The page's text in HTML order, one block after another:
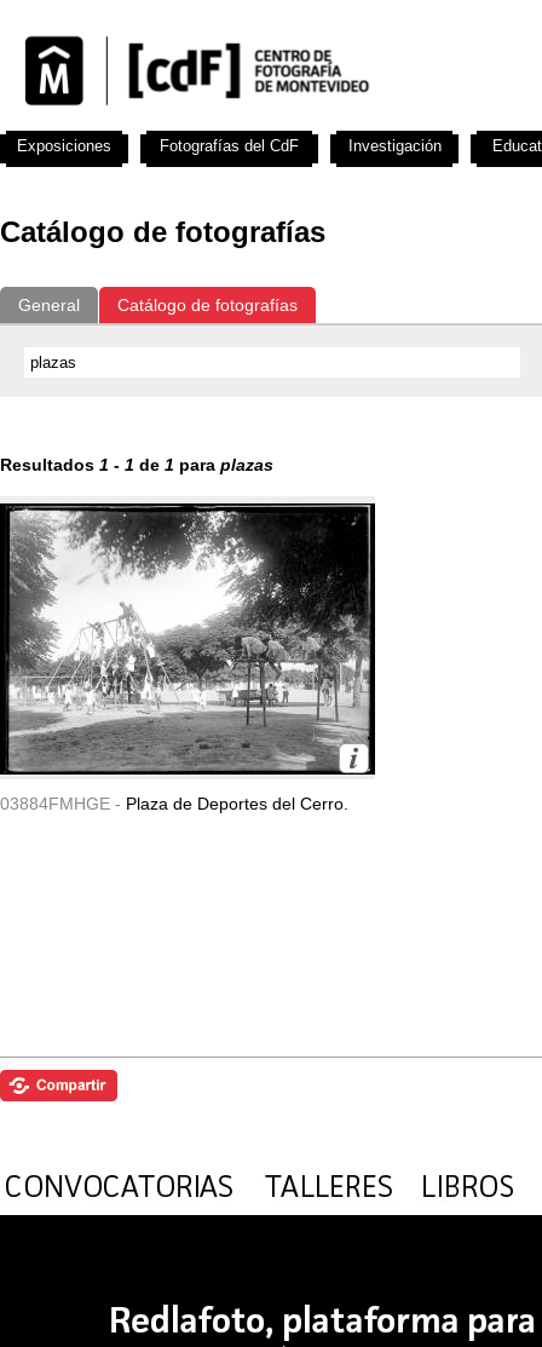
Catálogo de fotografías
General Catálogo de fotografías
Resultados 1 - 1 de 1 para plazas
03884FMHGE - Plaza de Deportes del Cerro.
Exposiciones Fotografías del CdF Investigación